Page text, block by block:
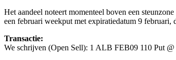
Het aandeel noteert momenteel boven een
een februari weekput met expiratiedatum 9
Transactie:
We schrijven (Open Sell): 1 ALB FEB09 110 Put @